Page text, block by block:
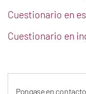
Cuestionario en
Cuestionario en
Pongase en contacto